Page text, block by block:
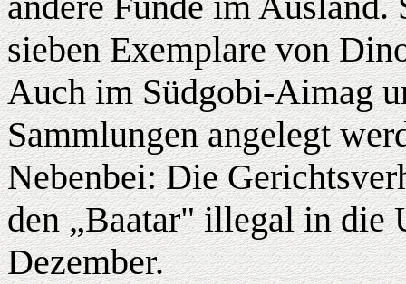
sieben Exemplare von
Auch im Südgobi-Aimag
Sammlungen angelegt
Nebenbei: Die
den „Baatar" illegal in die
Dezember.